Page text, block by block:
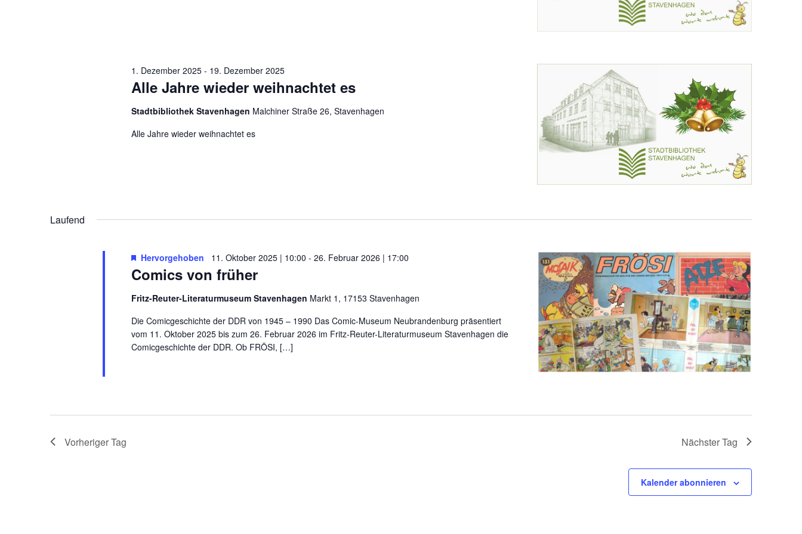
Alle Jahre wieder weihnachtet es
1. Dezember 2025- 19. Dezember 2025
Stadtbibliothek Stavenhagen Malchiner Straße 26, Stavenhagen
Alle Jahre wieder weihnachtet es
Laufend
Comics von früher
Hervorgehoben 11. Oktober 2025 | 10:00 - 26. Februar 2026 | 17:00
Fritz-Reuter-Literaturmuseum Stavenhagen Markt 1, 17153 Stavenhagen
Die Comicgeschichte der DDR von 1945 – 1990 Das Comic-Museum Neubrandenburg präsentiert
vom 11. Oktober 2025 bis zum 26. Februar 2026 im Fritz-Reuter-Literaturmuseum Stavenhagen die
Comicgeschichte der DDR. Ob FRÖSI, […]
Vorheriger Tag Nächster Tag
Kalender abonnieren